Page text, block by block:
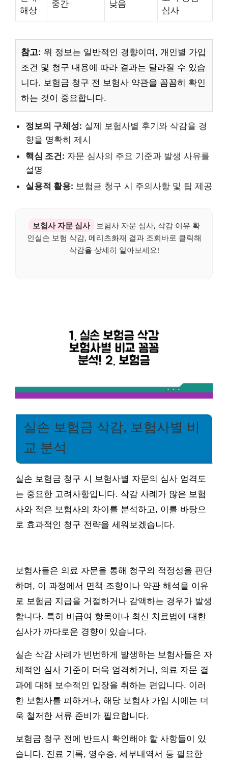
해상
중간 낮음
심사
참고: 위 정보는 일반적인 경향이며, 개인별 가입
조건 및 청구 내용에 따라 결과는 달라질 수 있습
니다. 보험금 청구 전 보험사 약관을 꼼꼼히 확인
하는 것이 중요합니다.
정보의 구체성: 실제 보험사별 후기와 삭감율 경
향을 명확히 제시
핵심 조건: 자문 심사의 주요 기준과 발생 사유를
설명
실용적 활용: 보험금 청구 시 주의사항 및 팁 제공
보험사 자문 심사
보험사 자문 심사, 삭감 이유 확
인실손 보험 삭감, 메리츠화재 결과 조회바로 클릭해
삭감율 상세히 알아보세요!
실손 보험금 삭감, 보험사별 비
교 분석
실손 보험금 청구 시 보험사별 자문의 심사 엄격도
는 중요한 고려사항입니다. 삭감 사례가 많은 보험
사와 적은 보험사의 차이를 분석하고, 이를 바탕으
로 효과적인 청구 전략을 세워보겠습니다.
보험사들은 의료 자문을 통해 청구의 적정성을 판단
하며, 이 과정에서 면책 조항이나 약관 해석을 이유
로 보험금 지급을 거절하거나 감액하는 경우가 발생
합니다. 특히 비급여 항목이나 최신 치료법에 대한
심사가 까다로운 경향이 있습니다.
실손 삭감 사례가 빈번하게 발생하는 보험사들은 자
체적인 심사 기준이 더욱 엄격하거나, 의료 자문 결
과에 대해 보수적인 입장을 취하는 편입니다. 이러
한 보험사를 피하거나, 해당 보험사 가입 시에는 더
욱 철저한 서류 준비가 필요합니다.
보험금 청구 전에 반드시 확인해야 할 사항들이 있
습니다. 진료 기록, 영수증, 세부내역서 등 필요한